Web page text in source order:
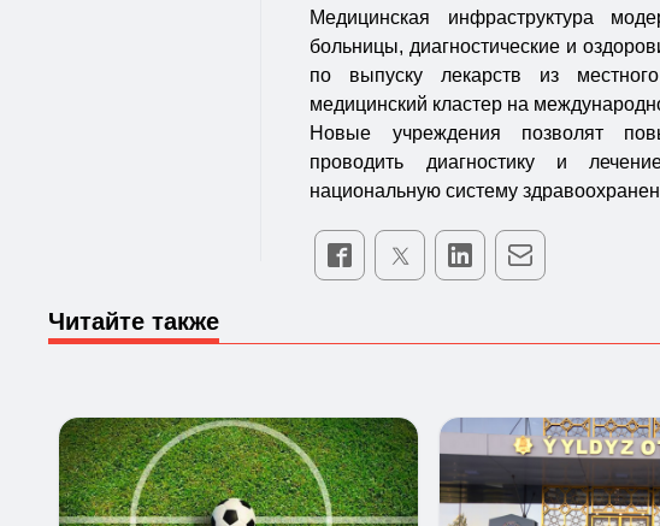
Медицинская инфраструктура
больницы, диагностические и
по выпуску лекарств из
медицинский кластер на
Новые учреждения позволят
проводить диагностику и
национальную систему
Читайте также